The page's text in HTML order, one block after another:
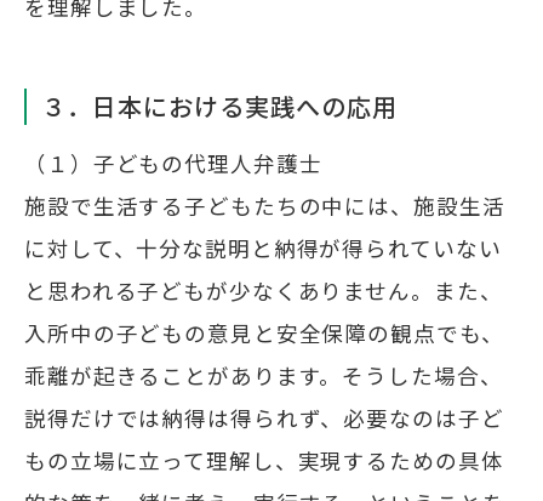
を理解しました。
３．日本における実践への応用
（１）子どもの代理人弁護士
施設で生活する子どもたちの中には、施設生活
に対して、十分な説明と納得が得られていない
と思われる子どもが少なくありません。また、
入所中の子どもの意見と安全保障の観点でも、
乖離が起きることがあります。そうした場合、
説得だけでは納得は得られず、必要なのは子ど
もの立場に立って理解し、実現するための具体